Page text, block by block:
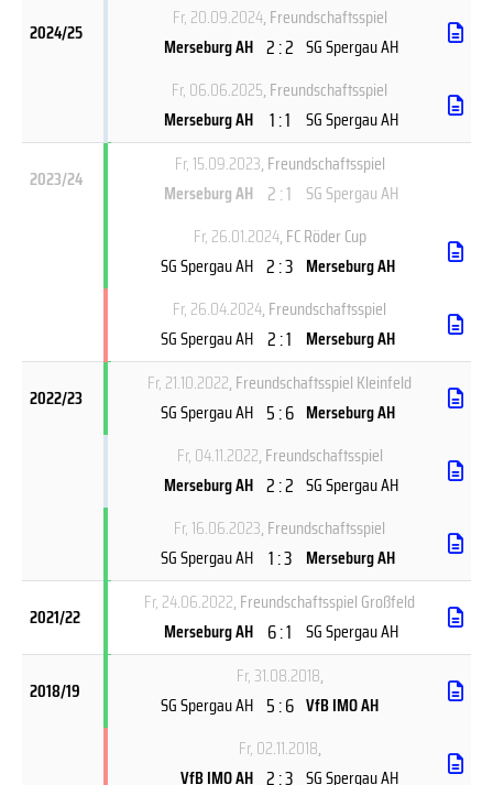
2024/25
Fr, 20.09.2024, Freundschaftsspiel
Merseburg AH 2 : 2 SG Spergau AH
Fr, 06.06.2025, Freundschaftsspiel
Merseburg AH
1 : 1 SG Spergau AH
2023/24
Fr, 15.09.2023, Freundschaftsspiel
Merseburg AH 2 : 1 SG Spergau AH
Fr, 26.01.2024, FC Röder Cup
SG Spergau AH 2 : 3 Merseburg AH
Fr, 26.04.2024, Freundschaftsspiel
SG Spergau AH 2 : 1 Merseburg AH
2022/23
Fr, 21.10.2022, Freundschaftsspiel Kleinfeld
SG Spergau AH 5 : 6 Merseburg AH
Fr, 04.11.2022, Freundschaftsspiel
Merseburg AH 2 : 2 SG Spergau AH
Fr, 16.06.2023, Freundschaftsspiel
SG Spergau AH 1 : 3 Merseburg AH
2021/22
Fr, 24.06.2022, Freundschaftsspiel Großfeld
Merseburg AH 6 : 1 SG Spergau AH
2018/19
Fr, 31.08.2018,
SG Spergau AH 5 : 6 VfB IMO AH
Fr, 02.11.2018,
VfB IMO AH 2 : 3 SG Spergau AH